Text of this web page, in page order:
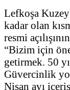
Lefkoşa
kadar olan
resmi
“Bizim için
getirmek. 50
Güvercinlik
Nisan ayı